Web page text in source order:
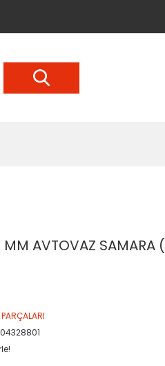
AVTOVAZ SAMARA